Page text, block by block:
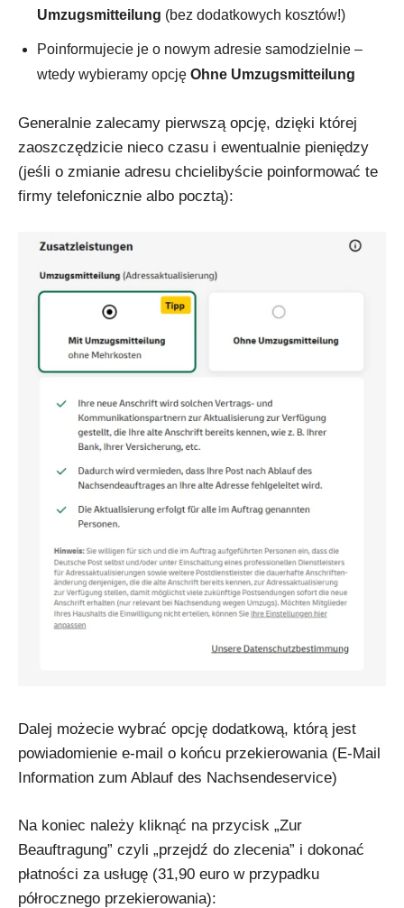
Umzugsmitteilung (bez dodatkowych kosztów!)
Poinformujecie je o nowym adresie samodzielnie –
wtedy wybieramy opcję Ohne Umzugsmitteilung
Generalnie zalecamy pierwszą opcję, dzięki której
zaoszczędzicie nieco czasu i ewentualnie pieniędzy
(jeśli o zmianie adresu chcielibyście poinformować te
firmy telefonicznie albo pocztą):
Dalej możecie wybrać opcję dodatkową, którą jest
powiadomienie e-mail o końcu przekierowania (E-Mail
Information zum Ablauf des Nachsendeservice)
Na koniec należy kliknąć na przycisk „Zur
Beauftragung” czyli „przejdź do zlecenia” i dokonać
płatności za usługę (31,90 euro w przypadku
półrocznego przekierowania):